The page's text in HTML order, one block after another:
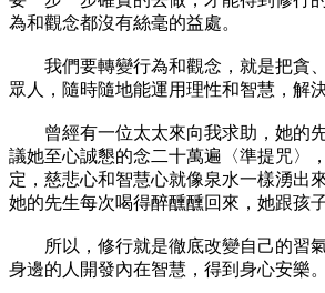
為和觀念都沒有絲毫的益處。
我們要轉變行為和觀念，就是把貪、
眾人，隨時隨地能運用理性和智慧，解
曾經有一位太太來向我求助，她的先
議她至心誠懇的念二十萬遍〈準提咒〉
定，慈悲心和智慧心就像泉水一樣湧出
她的先生每次喝得醉醺醺回來，她跟孩
所以，修行就是徹底改變自己的習氣
身邊的人開發內在智慧，得到身心安樂